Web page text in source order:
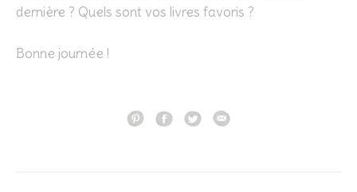
dernière ? Quels sont vos livres favoris ?
Bonne journée !